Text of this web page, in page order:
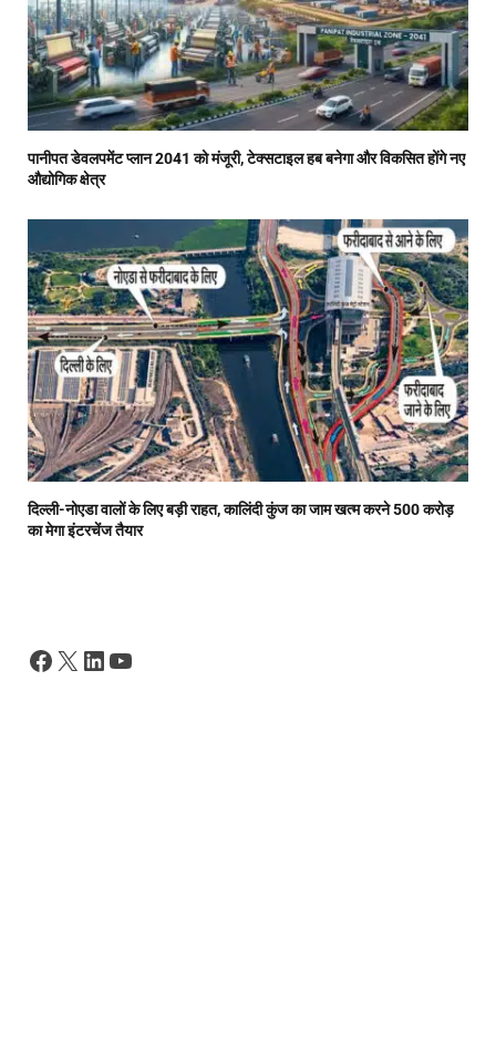
पानीपत डेवलपमेंट प्लान 2041 को मंजूरी, टेक्सटाइल हब बनेगा और विकसित होंगे नए
औद्योगिक क्षेत्र
दिल्ली-नोएडा वालों के लिए बड़ी राहत, कालिंदी कुंज का जाम खत्म करने 500 करोड़
का मेगा इंटरचेंज तैयार
Facebook
X LinkedIn
YouTube